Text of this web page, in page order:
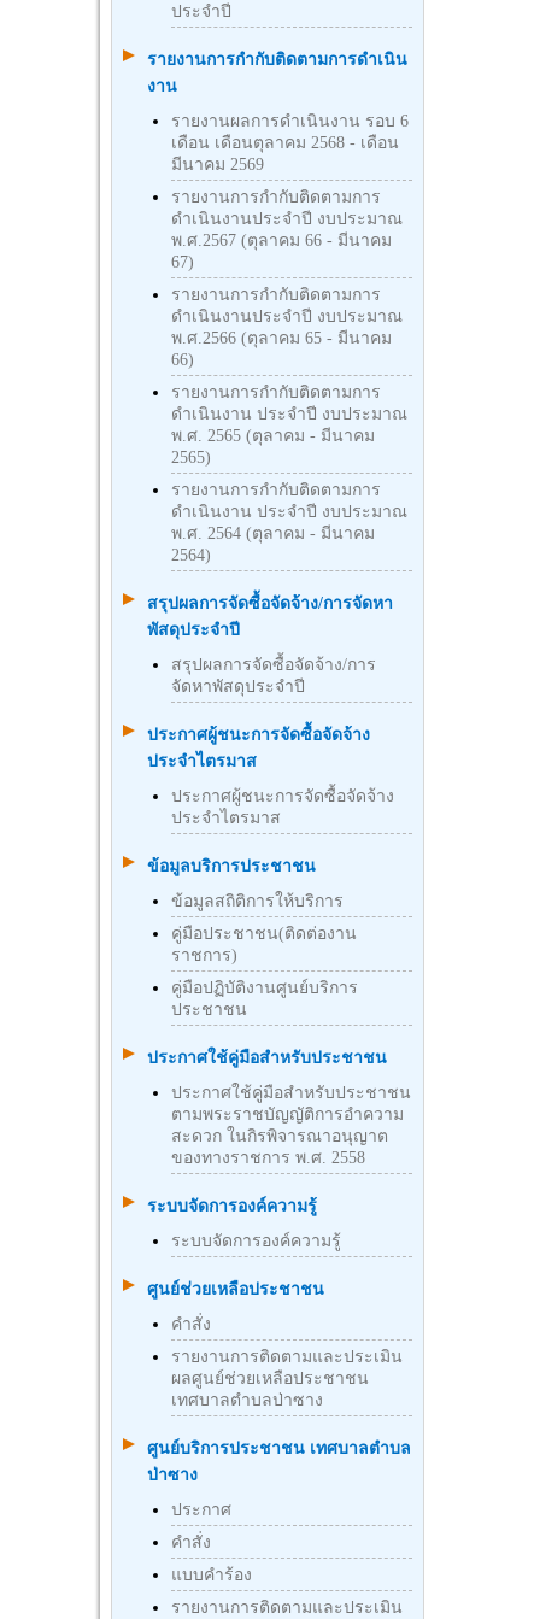
ประจำปี
รายงานการกำกับติดตามการดำเนิน
งาน
รายงานผลการดำเนินงาน รอบ 6
เดือน เดือนตุลาคม 2568 - เดือน
มีนาคม 2569
รายงานการกำกับติดตามการ
ดำเนินงานประจำปี งบประมาณ
พ.ศ.2567 (ตุลาคม 66 - มีนาคม
67)
รายงานการกำกับติดตามการ
ดำเนินงานประจำปี งบประมาณ
พ.ศ.2566 (ตุลาคม 65 - มีนาคม
66)
รายงานการกำกับติดตามการ
ดำเนินงาน ประจำปี งบประมาณ
พ.ศ. 2565 (ตุลาคม - มีนาคม
2565)
รายงานการกำกับติดตามการ
ดำเนินงาน ประจำปี งบประมาณ
พ.ศ. 2564 (ตุลาคม - มีนาคม
2564)
สรุปผลการจัดซื้อจัดจ้าง/การจัดหา
พัสดุประจำปี
สรุปผลการจัดซื้อจัดจ้าง/การ
จัดหาพัสดุประจำปี
ประกาศผู้ชนะการจัดซื้อจัดจ้าง
ประจำไตรมาส
ประกาศผู้ชนะการจัดซื้อจัดจ้าง
ประจำไตรมาส
ข้อมูลบริการประชาชน
ข้อมูลสถิติการให้บริการ
คู่มือประชาชน(ติดต่องาน
ราชการ)
คู่มือปฏิบัติงานศูนย์บริการ
ประชาชน
ประกาศใช้คู่มือสำหรับประชาชน
ประกาศใช้คู่มือสำหรับประชาชน
ตามพระราชบัญญัติการอำความ
สะดวก ในกิรพิจารณาอนุญาต
ของทางราชการ พ.ศ. 2558
ระบบจัดการองค์ความรู้
ระบบจัดการองค์ความรู้
ศูนย์ช่วยเหลือประชาชน
คำสั่ง
รายงานการติดตามและประเมิน
ผลศูนย์ช่วยเหลือประชาชน
เทศบาลตำบลป่าซาง
ศูนย์บริการประชาชน เทศบาลตำบล
ป่าซาง
ประกาศ
คำสั่ง
แบบคำร้อง
รายงานการติดตามและประเมิน